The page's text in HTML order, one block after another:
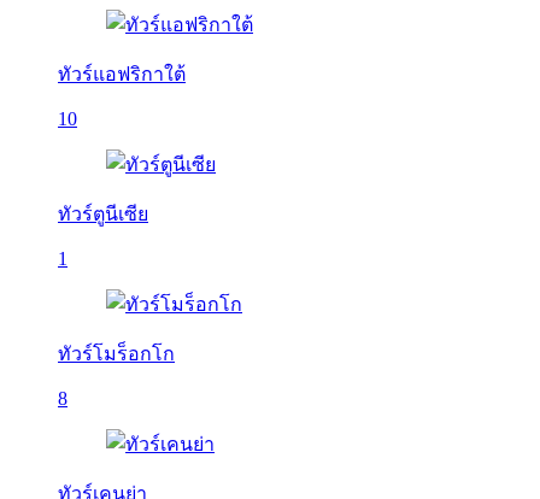
ทัวร์แอฟริกาใต้
10
ทัวร์ตูนีเซีย
1
ทัวร์โมร็อกโก
8
ทัวร์เคนย่า